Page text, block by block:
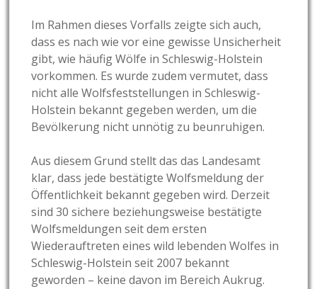
Im Rahmen dieses Vorfalls zeigte sich auch,
dass es nach wie vor eine gewisse Unsicherheit
gibt, wie häufig Wölfe in Schleswig-Holstein
vorkommen. Es wurde zudem vermutet, dass
nicht alle Wolfsfeststellungen in Schleswig-
Holstein bekannt gegeben werden, um die
Bevölkerung nicht unnötig zu beunruhigen.
Aus diesem Grund stellt das das Landesamt
klar, dass jede bestätigte Wolfsmeldung der
Öffentlichkeit bekannt gegeben wird. Derzeit
sind 30 sichere beziehungsweise bestätigte
Wolfsmeldungen seit dem ersten
Wiederauftreten eines wild lebenden Wolfes in
Schleswig-Holstein seit 2007 bekannt
geworden – keine davon im Bereich Aukrug.